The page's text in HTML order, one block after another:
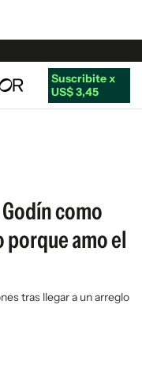
Suscribite x
US$ 3,45
como
porque amo el
tras llegar a un arreglo